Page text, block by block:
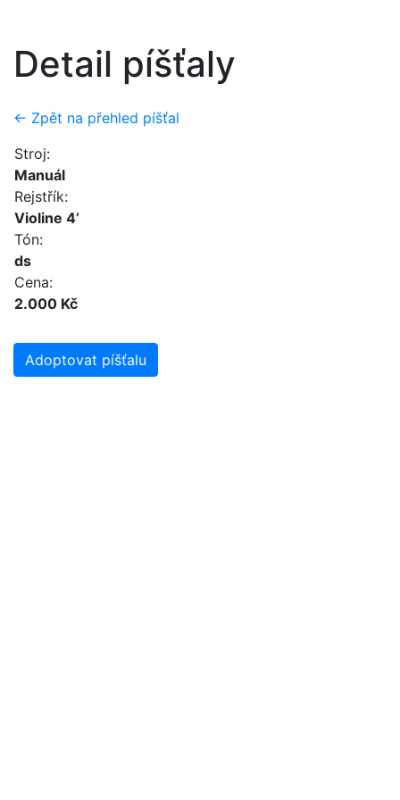
Detail píšťaly
← Zpět na přehled píšťal
Stroj:
Manuál
Rejstřík:
Violine 4’
Tón:
ds
Cena:
2.000 Kč
Adoptovat píšťalu